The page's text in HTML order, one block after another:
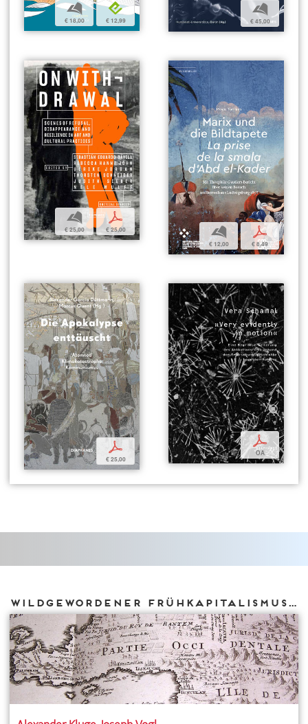
b
€ 18,00
e
€ 12,99
b
€ 45,00
b
€ 25,00
p
€ 25,00 b
€ 12,00
p
€ 8,49
p
€ 25,00
p
OA
Wildgewordener Frühkapitalismus in Ostindien